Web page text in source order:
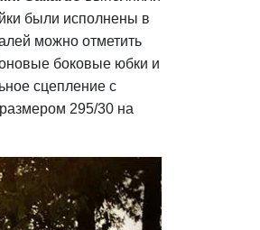
были исполнены в
можно отметить
боковые юбки и
сцепление с
295/30 на